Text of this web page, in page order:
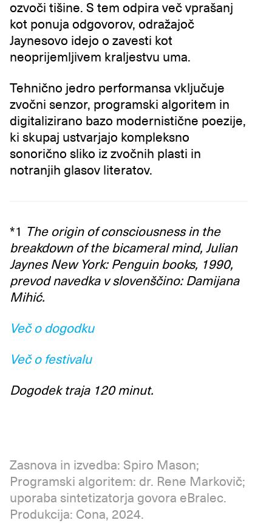
ozvoči tišine. S tem odpira več vprašanj
kot ponuja odgovorov, odražajoč
Jaynesovo idejo o zavesti kot
neoprijemljivem kraljestvu uma.
Tehnično jedro performansa vključuje
zvočni senzor, programski algoritem in
digitalizirano bazo modernistične poezije,
ki skupaj ustvarjajo kompleksno
sonorično sliko iz zvočnih plasti in
notranjih glasov literatov.
*1 The origin of consciousness in the
breakdown of the bicameral mind, Julian
Jaynes New York: Penguin books, 1990,
prevod navedka v slovenščino: Damijana
Mihić.
Več o dogodku
Več o festivalu
Dogodek traja 120 minut.
Zasnova in izvedba: Spiro Mason;
Programski algoritem: dr. Rene Markovič;
uporaba sintetizatorja govora eBralec.
Produkcija: Cona, 2024.